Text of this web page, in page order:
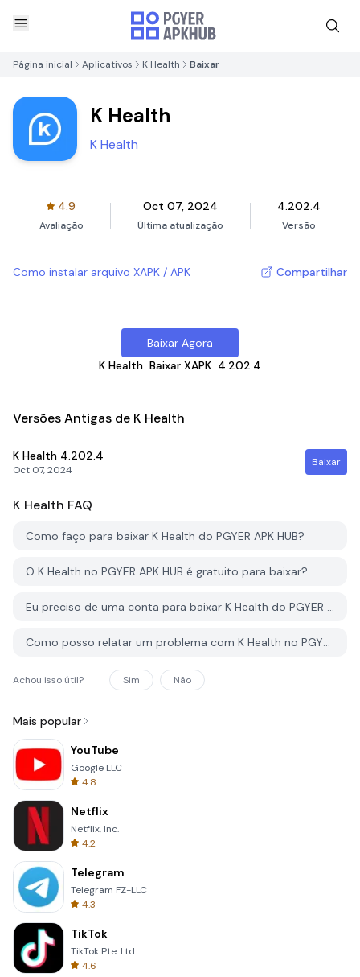
Página inicial Aplicativos K Health Baixar
K Health
K Health
4.9
Avaliação
Oct 07, 2024
Última atualização
4.202.4
Versão
Como instalar arquivo XAPK / APK Compartilhar
Baixar Agora
K Health Baixar XAPK 4.202.4
Versões Antigas de K Health
K Health 4.202.4
Oct 07, 2024
Baixar
K Health FAQ
Como faço para baixar K Health do PGYER APK HUB?
O K Health no PGYER APK HUB é gratuito para baixar?
Eu preciso de uma conta para baixar K Health do PGYER APK HUB?
Como posso relatar um problema com K Health no PGYER APK HUB?
Achou isso útil? Sim Não
Mais popular
YouTube
Google LLC
4.8
Netflix
Netflix, Inc.
4.2
Telegram
Telegram FZ-LLC
4.3
TikTok
TikTok Pte. Ltd.
4.6